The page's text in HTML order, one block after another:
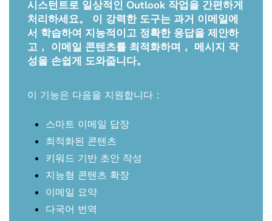
시스턴트로 일상적인 Outlook 작업을 간편하게
처리하세요。 이 강력한 도구는 과거 이메일에
서 학습하여 지능적이고 정확한 응답을 제안하
고， 이메일 콘텐츠를 최적화하며， 메시지 작
성을 손쉽게 도와줍니다。
이 기능은 다음을 지원합니다：
스마트 이메일 답장
최적화된 콘텐츠
키워드 기반 초안 작성
지능형 콘텐츠 확장
이메일 요약
다국어 번역